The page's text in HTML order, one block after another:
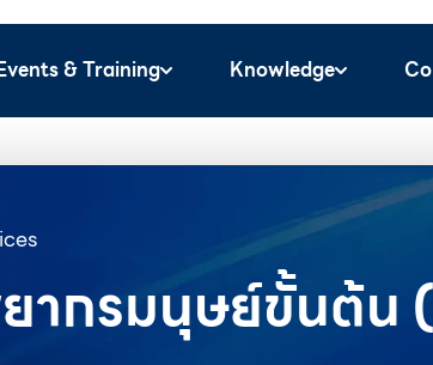
& Training Knowledge
ากรมนุษย์ขั้นต้น